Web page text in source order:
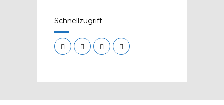
Schnellzugriff